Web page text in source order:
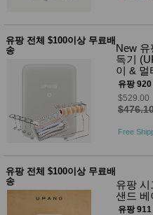
용품
패
션
어른내
스
패션/잡
생
활
세탁세
제
일상 돋
보기
침구용
유팡 전체 $100이상 무료배
송
New
독기
이 & 멀
유팡
$529.00
Free
유팡 전체 $100이상 무료배
송
유팡 시
샌드 베
유팡